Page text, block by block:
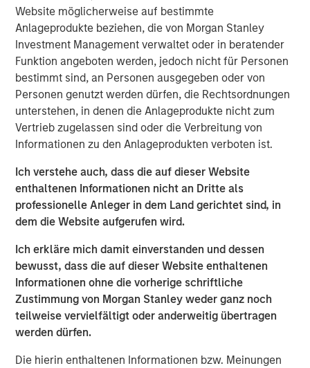
Website möglicherweise auf bestimmte
Anlageprodukte beziehen, die von Morgan Stanley
Investment Management verwaltet oder in beratender
Funktion angeboten werden, jedoch nicht für Personen
bestimmt sind, an Personen ausgegeben oder von
Personen genutzt werden dürfen, die Rechtsordnungen
unterstehen, in denen die Anlageprodukte nicht zum
Vertrieb zugelassen sind oder die Verbreitung von
Informationen zu den Anlageprodukten verboten ist.
Ich verstehe auch, dass die auf dieser Website
enthaltenen Informationen nicht an Dritte als
professionelle Anleger in dem Land gerichtet sind, in
dem die Website aufgerufen wird.
Ich erkläre mich damit einverstanden und dessen
bewusst, dass die auf dieser Website enthaltenen
Informationen ohne die vorherige schriftliche
Zustimmung von Morgan Stanley weder ganz noch
teilweise vervielfältigt oder anderweitig übertragen
werden dürfen.
Die hierin enthaltenen Informationen bzw. Meinungen
Ähnliche Einblicke
VIERTELJÄHRLICH
The BEAT™ for Q3 2026 - August
WEBINAR
The BEAT™ Quarterly Webinar – July 2026
VIERTELJÄHRLICH
Vorgestellte Einblicke